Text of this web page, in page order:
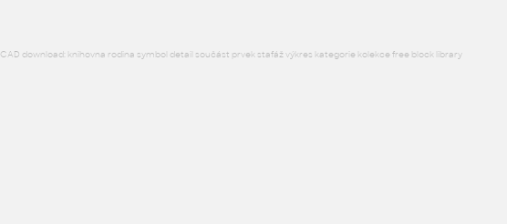
CAD download: knihovna rodina symbol detail součást prvek stafáž výkres kategorie kolekce free block library